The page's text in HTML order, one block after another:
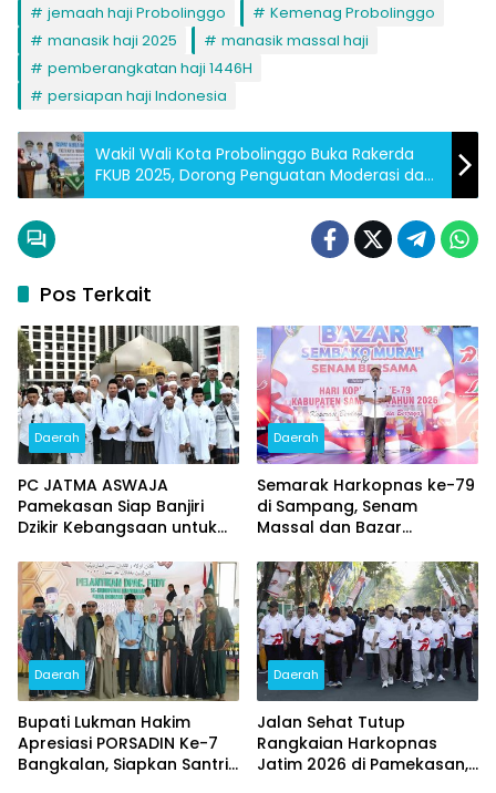
jemaah haji Probolinggo
Kemenag Probolinggo
manasik haji 2025
manasik massal haji
pemberangkatan haji 1446H
persiapan haji Indonesia
Wakil Wali Kota Probolinggo Buka Rakerda
FKUB 2025, Dorong Penguatan Moderasi dan
Toleransi Beragama
Pos Terkait
Daerah
PC JATMA ASWAJA
Pamekasan Siap Banjiri
Dzikir Kebangsaan untuk
Daerah
Semarak Harkopnas ke-79
di Sampang, Senam
Massal dan Bazar
Warga
Daerah
Bupati Lukman Hakim
Apresiasi PORSADIN Ke-7
Bangkalan, Siapkan Santri
Daerah
Jalan Sehat Tutup
Rangkaian Harkopnas
Jatim 2026 di Pamekasan,